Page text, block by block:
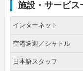
施設・サービス
インターネット
空港送迎／シャトル
日本語スタッフ